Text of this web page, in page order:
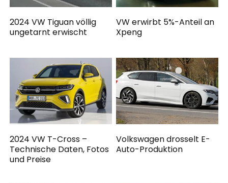
2024 VW Tiguan völlig
ungetarnt erwischt
VW erwirbt 5%-Anteil an
Xpeng
2024 VW T-Cross –
Technische Daten, Fotos
und Preise
Volkswagen drosselt E-
Auto-Produktion